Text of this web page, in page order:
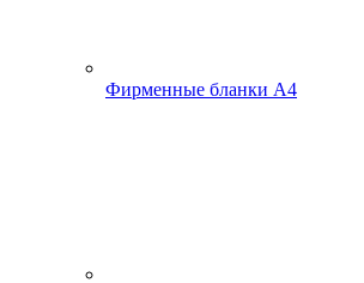
Фирменные бланки А4